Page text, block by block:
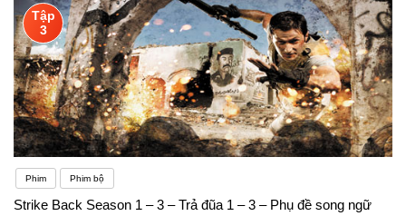
nhóm thảo luận là cách tốt nhất để cải thiện kỹ năng
giao tiếp. Tham gia nhóm thảo luận là cách học ít
hình thức hơn nhưng tạo không khí thư giãn, chủ
yếu tập trung vào kỹ năng giao tiếp và xây dựng
quan hệ với bạn học, không chú trọng lắm đến tính
“chính xác” của ngôn ngữ. Luyện nói khi thảo luận
Tập
3
Phim Phim bộ
Strike Back Season 1 – 3 – Trả đũa 1 – 3 – Phụ đề song ngữ